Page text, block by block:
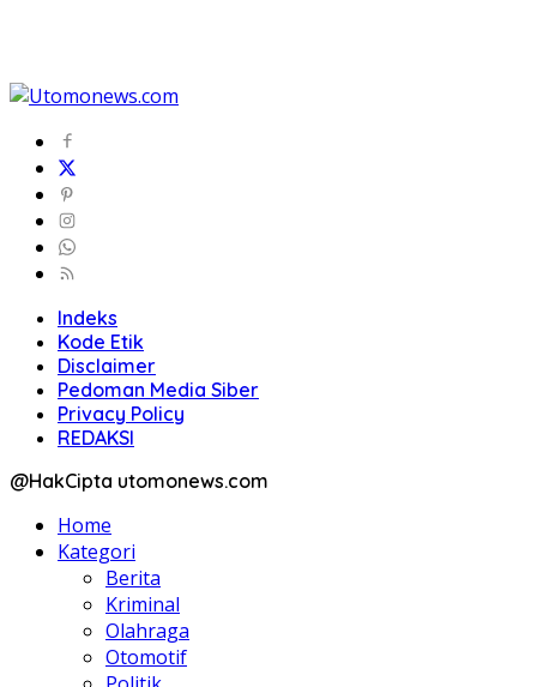
Indeks
Kode Etik
Disclaimer
Pedoman Media Siber
Privacy Policy
REDAKSI
@HakCipta utomonews.com
Home
Kategori
Berita
Kriminal
Olahraga
Otomotif